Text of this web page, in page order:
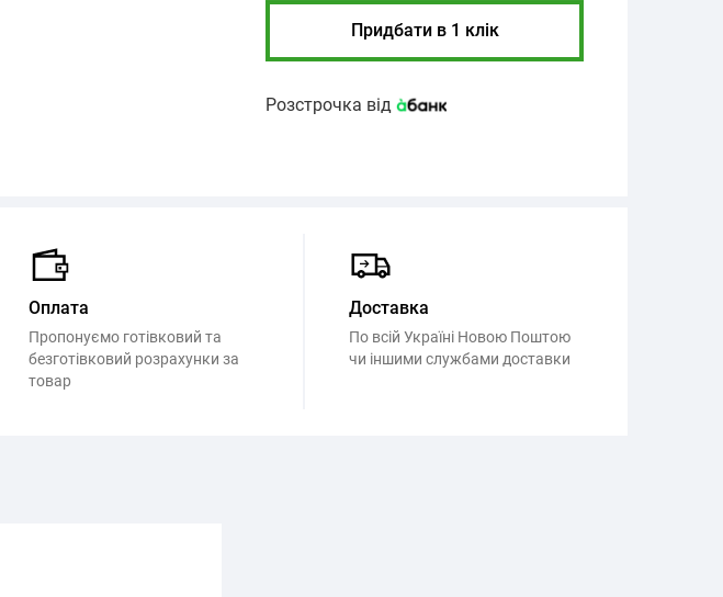
Придбати в 1 клік
Розстрочка від
Оплата
Пропонуємо готівковий та
безготівковий розрахунки за
товар
Доставка
По всій Україні Новою Поштою
чи іншими службами доставки